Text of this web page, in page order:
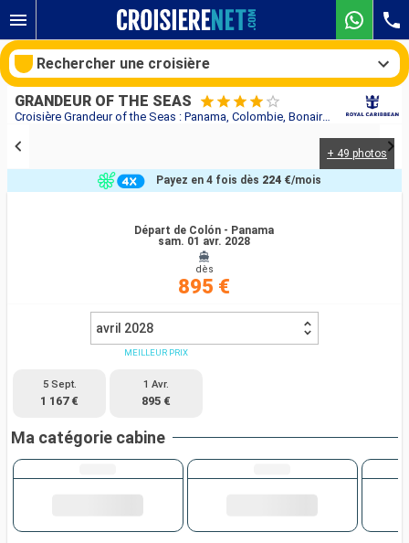
Croisière Grandeur of the Seas : Panama, Colombie, Bonaire, Aruba, Curaçao au départ de Colón - Panama
GRANDEUR OF THE SEAS
+ 49 photos
Départ de Colón - Panama
sam. 01 avr. 2028
dès
895 €
Payez en 4 fois dès 224 €/mois
avril 2028
5 Sept.
1 167 €
MEILLEUR PRIX
1 Avr.
895 €
Ma catégorie cabine
Rechercher une croisière
Compagnies
Rechercher